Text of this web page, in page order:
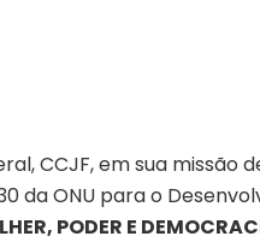
CCJF, em sua missão
da ONU para o
PODER E